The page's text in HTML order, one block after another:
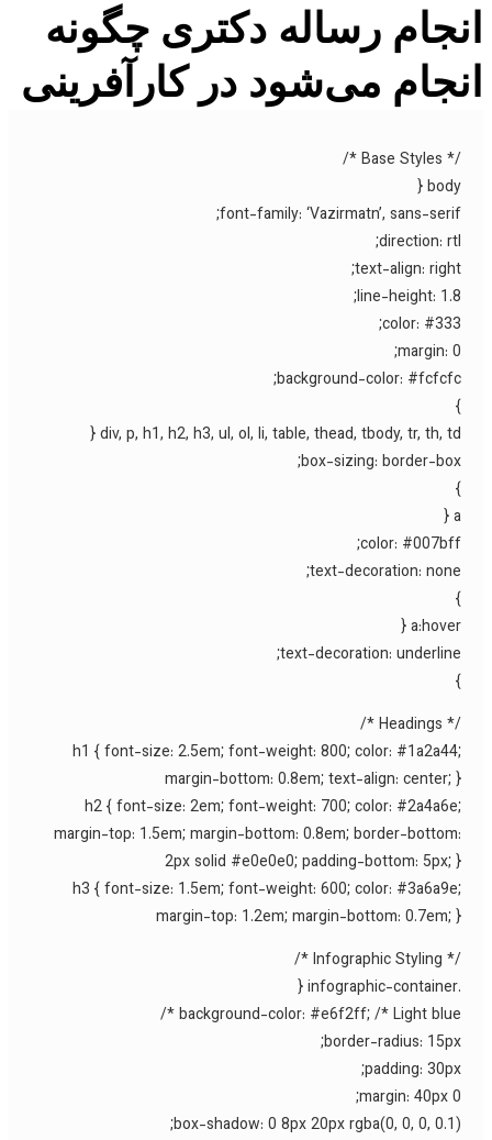
رساله دکتری چگونه
می‌شود در کارآفرینی
font-family: ‘Vazirmatn’, sans-
direction:
text-align:
line-height:
color:
margin:
background-color:
div, p, h1, h2, h3, ul, ol, li, table, thead, tbody, tr, th, td
box-sizing: border-
color:
text-decoration:
text-decoration:
h1 { font-size: 2.5em; font-weight: 800; color:
margin-bottom: 0.8em; text-align: center;
h2 { font-size: 2em; font-weight: 700; color:
margin-top: 1.5em; margin-bottom: 0.8em; border-
2px solid #e0e0e0; padding-bottom: 5px;
h3 { font-size: 1.5em; font-weight: 600; color:
margin-top: 1.2em; margin-bottom: 0.7em;
background-color: #e6f2ff; /* Light blue
border-radius:
padding:
margin: 40px
box-shadow: 0 8px 20px rgba(0, 0, 0,